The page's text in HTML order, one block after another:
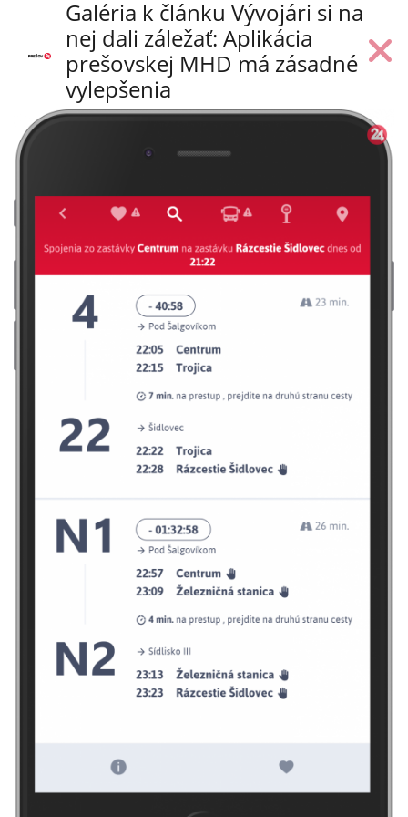
Galéria k článku Vývojári si na
nej dali záležať: Aplikácia
prešovskej MHD má zásadné
vylepšenia